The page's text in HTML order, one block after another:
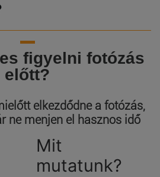
figyelni fotózás
előtt?
elkezdődne a fotózás,
ne menjen el hasznos idő
Mit
mutatunk?